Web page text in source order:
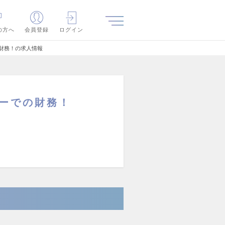
方へ 会員登録 ログイン
務！の求人情報
での財務！